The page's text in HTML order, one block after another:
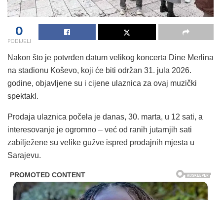
0
PODIJELI
Nakon što je potvrđen datum velikog koncerta Dine Merlina
na stadionu Koševo, koji će biti održan 31. jula 2026.
godine, objavljene su i cijene ulaznica za ovaj muzički
spektakl.
Prodaja ulaznica počela je danas, 30. marta, u 12 sati, a
interesovanje je ogromno – već od ranih jutarnjih sati
zabilježene su velike gužve ispred prodajnih mjesta u
Sarajevu.